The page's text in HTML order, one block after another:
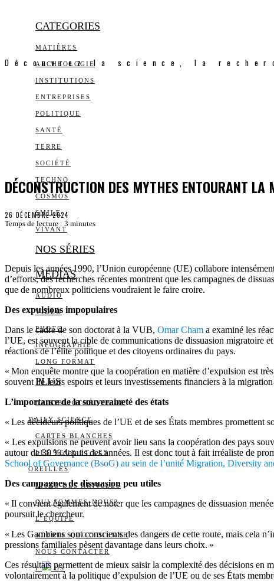
CATEGORIES
MATIÈRES
ARCHEOLOGIE
INSTITUTIONS
ENTREPRISES
POLITIQUE
SANTÉ
TERRE
SOCIÉTÉ
TECHNO
COSMOS
SMILE
VIVANT
NOS SÉRIES
MEDIAS
AUDIO
VIDÉO
PHOTO
INFOGRAPHIE
LONG FORMAT
PLUS
LA BIBLIOTHÈQUE DE
DAILY SCIENCE
CARTES BLANCHES
LES YEUX ET LES
OREILLES
LISTE DES ARTICLES
QUI SOMMES-NOUS?
L’ÉQUIPE
ALERTE QUOTIDIENNE
NOUS CONTACTER
I DS
Découvrez la science, la
DÉCONSTRUCTION DES MYTHES ENTOURANT LA
26 DÉCEMBRE 2024
Temps de lecture : 3 minutes
Depuis les années 1990, l’Union européenne (UE) collabore
d’efforts, des recherches récentes montrent que les campagnes de
que de nombreux politiciens voudraient le faire croire.
Des expulsions impopulaires
Dans le cadre de son doctorat à la VUB, Omar Cham a examiné les
l’UE, est souvent la cible de communications de dissuasion migratoire
réactions de l’élite politique et des citoyens ordinaires du pays.
« Mon enquête montre que la coopération en matière d’expulsion est
souvent lié leurs espoirs et leurs investissements financiers à la
L’importance de la souveraineté des états
« Les décideurs politiques de l’UE et de ses États membres promettent
« Les expulsions ne peuvent avoir lieu sans la coopération des pays
autour de 30 % depuis des années. Il est donc tout à fait irréaliste de
School of Governance (BsoG) au sein de l’unité Migration, Diversity
Des campagnes de dissuasion peu utiles
« Il convient également de noter que les campagnes de dissuasion
poursuit le chercheur.
« Les Gambiens sont conscients des dangers de cette route, mais cela
pressions familiales pèsent davantage dans leurs choix. »
Ces résultats permettent de mieux saisir la complexité des décisions en
volontairement à la politique d’expulsion de l’UE ou de ses États